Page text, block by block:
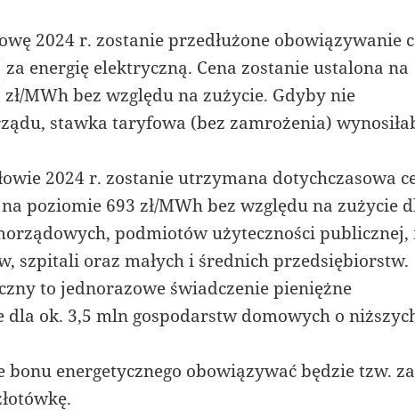
2024 r. zostanie przedłużone obowiązywanie
energię elektryczną. Cena zostanie ustalona na
MWh bez względu na zużycie. Gdyby nie
stawka taryfowa (bez zamrożenia)
2024 r. zostanie utrzymana dotychczasowa
poziomie 693 zł/MWh bez względu na zużycie
podmiotów użyteczności publicznej,
szpitali oraz małych i średnich przedsiębiorstw.
to jednorazowe świadczenie pieniężne
dla ok. 3,5 mln gospodarstw domowych o
bonu energetycznego obowiązywać będzie tzw.